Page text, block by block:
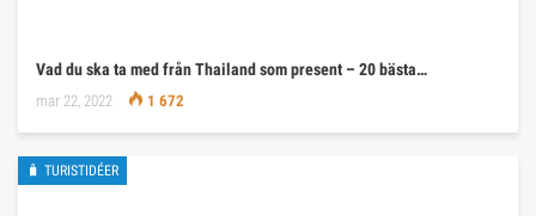
Vad du ska ta med från Thailand som present – 20 bästa…
mar 22, 2022 1 672
🧳 TURISTIDÉER